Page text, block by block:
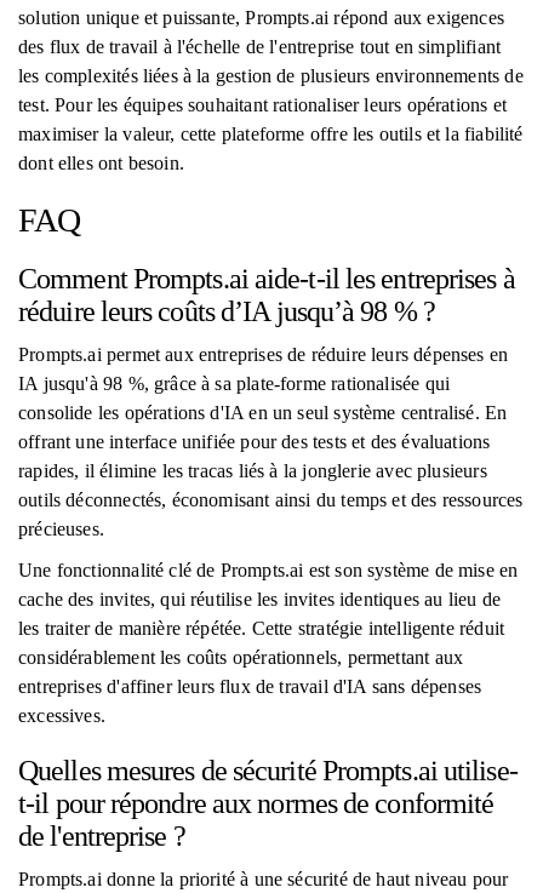
solution unique et puissante, Prompts.ai répond aux exigences
des flux de travail à l'échelle de l'entreprise tout en simplifiant
les complexités liées à la gestion de plusieurs environnements de
test. Pour les équipes souhaitant rationaliser leurs opérations et
maximiser la valeur, cette plateforme offre les outils et la fiabilité
dont elles ont besoin.
FAQ
Comment Prompts.ai aide-t-il les entreprises à
réduire leurs coûts d’IA jusqu’à 98 % ?
Prompts.ai permet aux entreprises de réduire leurs dépenses en
IA jusqu'à 98 %, grâce à sa plate-forme rationalisée qui
consolide les opérations d'IA en un seul système centralisé. En
offrant une interface unifiée pour des tests et des évaluations
rapides, il élimine les tracas liés à la jonglerie avec plusieurs
outils déconnectés, économisant ainsi du temps et des ressources
précieuses.
Une fonctionnalité clé de Prompts.ai est son système de mise en
cache des invites, qui réutilise les invites identiques au lieu de
les traiter de manière répétée. Cette stratégie intelligente réduit
considérablement les coûts opérationnels, permettant aux
entreprises d'affiner leurs flux de travail d'IA sans dépenses
excessives.
Quelles mesures de sécurité Prompts.ai utilise-
t-il pour répondre aux normes de conformité
de l'entreprise ?
Prompts.ai donne la priorité à une sécurité de haut niveau pour